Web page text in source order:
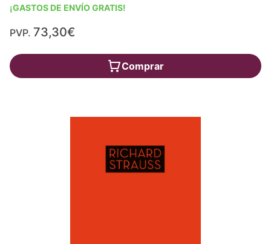
¡GASTOS DE ENVÍO GRATIS!
PVP. 73,30€
Comprar